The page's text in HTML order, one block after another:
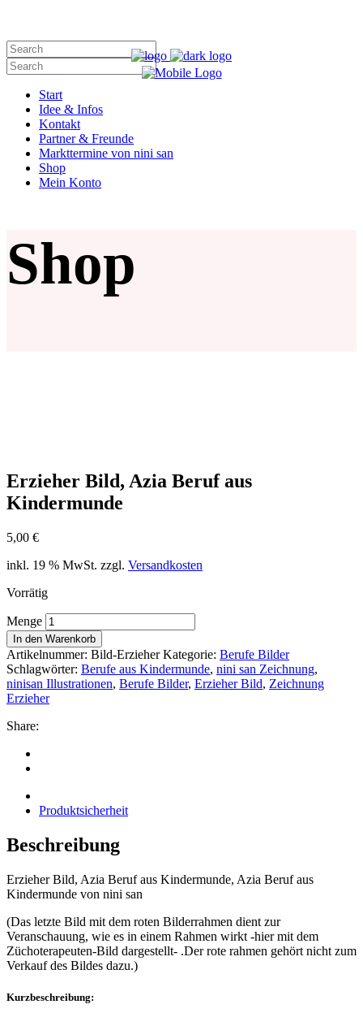
Start
Idee & Infos
Kontakt
Partner & Freunde
Markttermine von nini san
Shop
Mein Konto
Shop
Erzieher Bild, Azia Beruf aus
Kindermunde
5,00 €
inkl. 19 % MwSt. zzgl. Versandkosten
Vorrätig
Erzieher
Bild,
Azia
Beruf
aus
Kindermunde
quantity
Menge
In den Warenkorb
Artikelnummer: Bild-Erzieher Kategorie: Berufe Bilder
Schlagwörter: Berufe aus Kindermunde, nini san Zeichnung,
ninisan Illustrationen, Berufe Bilder, Erzieher Bild, Zeichnung
Erzieher
Share:
Produktsicherheit
Beschreibung
Erzieher Bild, Azia Beruf aus Kindermunde, Azia Beruf aus
Kindermunde von nini san
(Das letzte Bild mit dem roten Bilderrahmen dient zur
Veranschauung, wie es in einem Rahmen wirkt -hier mit dem
Züchoterapeuten-Bild dargestellt- .Der rote rahmen gehört nicht zum
Verkauf des Bildes dazu.)
Kurzbeschreibung: